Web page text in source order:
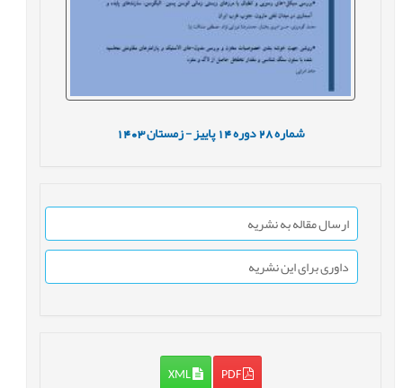
شماره28 دوره14 پاییز - زمستان1403
ارسال مقاله به نشریه
داوری برای این نشریه
PDF
XML